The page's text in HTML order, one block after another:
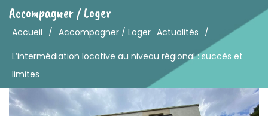
Accompagner / Loger
Accueil / Accompagner / Loger Actualités /
L’intermédiation locative au niveau régional : succès et
limites